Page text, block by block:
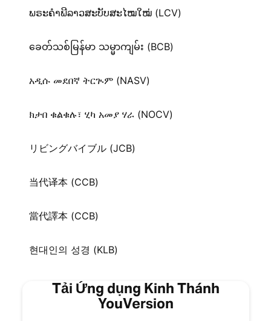
ພຣະຄຳພີລາວສະບັບສະໄໝໃໝ່ (LCV)
ခေတ်သစ်​မြန်မာ သမ္မာကျမ်း (BCB)
አዲሱ መደበኛ ትርጒም (NASV)
ክታበ ቁልቁሉ፣ ሂካ አመያ ሃራ (NOCV)
リビングバイブル (JCB)
当代译本 (CCB)
當代譯本 (CCB)
현대인의 성경 (KLB)
Tải Ứng dụng Kinh Thánh
YouVersion